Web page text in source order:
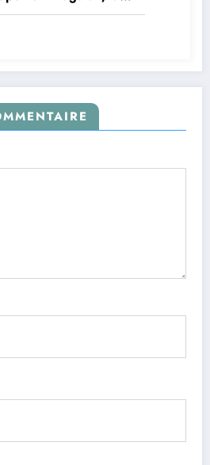
réclame
de César Mbiliki |||